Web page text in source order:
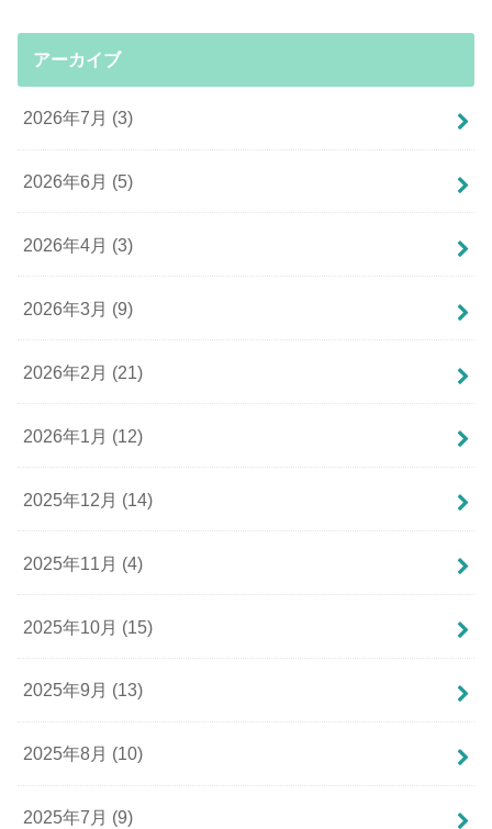
アーカイブ
2026年7月 (3)
2026年6月 (5)
2026年4月 (3)
2026年3月 (9)
2026年2月 (21)
2026年1月 (12)
2025年12月 (14)
2025年11月 (4)
2025年10月 (15)
2025年9月 (13)
2025年8月 (10)
2025年7月 (9)